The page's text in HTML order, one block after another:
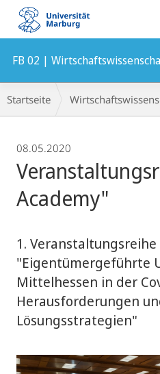
Mobile-
Navigation
FB 02 |
Breadcrumb-
Navigation
Startseite
08.05.2020
Academy"
1. Veranstaltungsreihe
"Eigentümergeführte
Mittelhessen in der
Herausforderungen
Lösungsstrategien"